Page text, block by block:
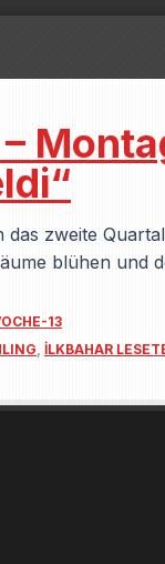
das zweite
blühen und
13
, İLKBAHAR